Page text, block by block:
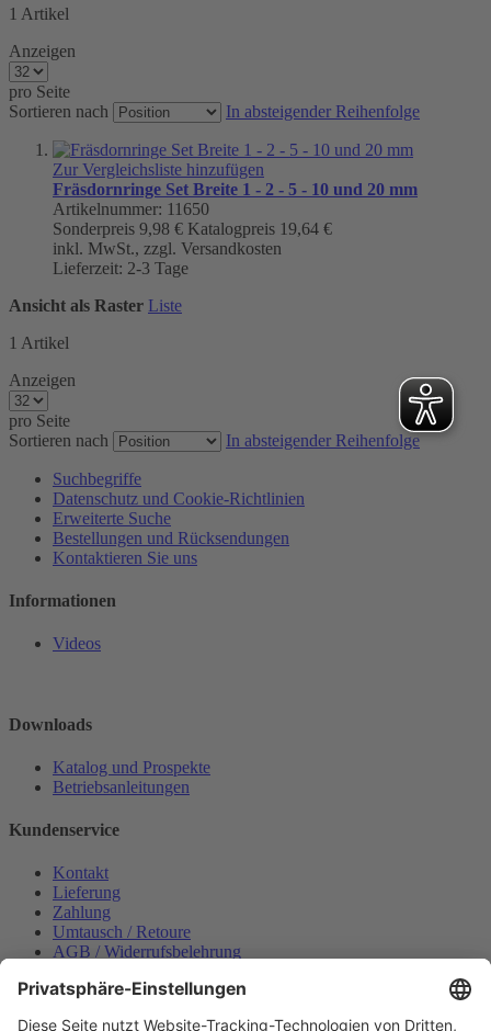
1 Artikel
Anzeigen
pro Seite
Sortieren nach
In absteigender Reihenfolge
Zur Vergleichsliste hinzufügen
Fräsdornringe Set Breite 1 - 2 - 5 - 10 und 20 mm
Artikelnummer: 11650
Sonderpreis 9,98 € Katalogpreis 19,64 €
inkl. MwSt., zzgl. Versandkosten
Lieferzeit: 2-3 Tage
Ansicht als Raster Liste
1 Artikel
Anzeigen
pro Seite
Sortieren nach
In absteigender Reihenfolge
Suchbegriffe
Datenschutz und Cookie-Richtlinien
Erweiterte Suche
Bestellungen und Rücksendungen
Kontaktieren Sie uns
Informationen
Videos
Downloads
Katalog und Prospekte
Betriebsanleitungen
Kundenservice
Kontakt
Lieferung
Zahlung
Umtausch / Retoure
AGB / Widerrufsbelehrung
Datenschutzerklärung